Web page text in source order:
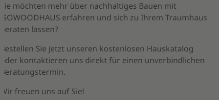
Sie möchten mehr über nachhaltiges Bauen mit
ISOWOODHAUS erfahren und sich zu Ihrem Traumhaus
beraten lassen?
Bestellen Sie jetzt unseren kostenlosen Hauskatalog
oder kontaktieren uns direkt für einen unverbindlichen
Beratungstermin.
Wir freuen uns auf Sie!